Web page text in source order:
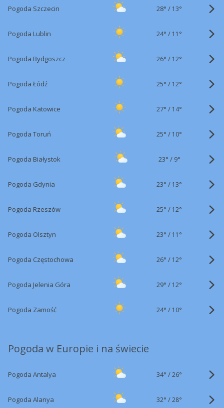
Pogoda Szczecin 28° / 13°
Pogoda Lublin 24° / 11°
Pogoda Bydgoszcz 26° / 12°
Pogoda Łódź 25° / 12°
Pogoda Katowice 27° / 14°
Pogoda Toruń 25° / 10°
Pogoda Białystok 23° / 9°
Pogoda Gdynia 23° / 13°
Pogoda Rzeszów 25° / 12°
Pogoda Olsztyn 23° / 11°
Pogoda Częstochowa 26° / 12°
Pogoda Jelenia Góra 29° / 12°
Pogoda Zamość 24° / 10°
Pogoda w Europie i na świecie
Pogoda Antalya 34° /26°
Pogoda Alanya 32° /28°